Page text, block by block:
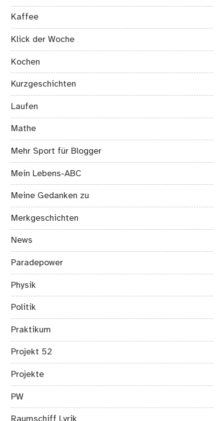
Kaffee
Klick der Woche
Kochen
Kurzgeschichten
Laufen
Mathe
Mehr Sport für Blogger
Mein Lebens-ABC
Meine Gedanken zu
Merkgeschichten
News
Paradepower
Physik
Politik
Praktikum
Projekt 52
Projekte
PW
Raumschiff Lyrik